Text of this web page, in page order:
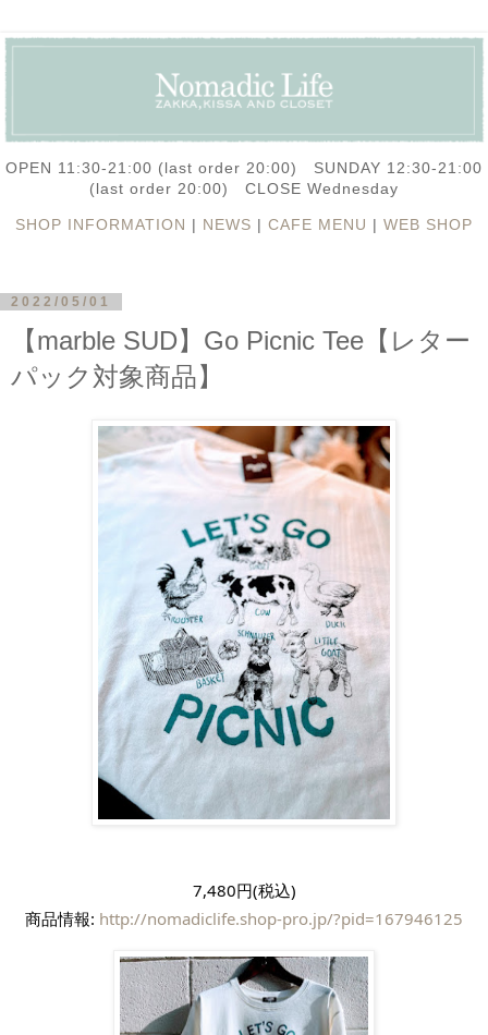
OPEN 11:30-21:00 (last order 20:00) SUNDAY 12:30-21:00
(last order 20:00) CLOSE Wednesday
SHOP INFORMATION | NEWS | CAFE MENU | WEB SHOP
2022/05/01
【marble SUD】Go Picnic Tee【レター
パック対象商品】
7,480円(税込)
商品情報: http://nomadiclife.shop-pro.jp/?pid=167946125